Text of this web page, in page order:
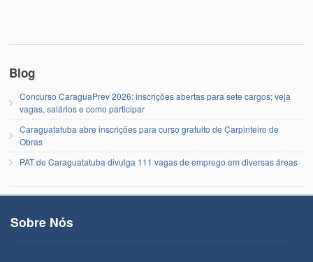
Blog
Concurso CaraguaPrev 2026: inscrições abertas para sete cargos; veja
vagas, salários e como participar
Caraguatatuba abre inscrições para curso gratuito de Carpinteiro de
Obras
PAT de Caraguatatuba divulga 111 vagas de emprego em diversas áreas
Sobre Nós